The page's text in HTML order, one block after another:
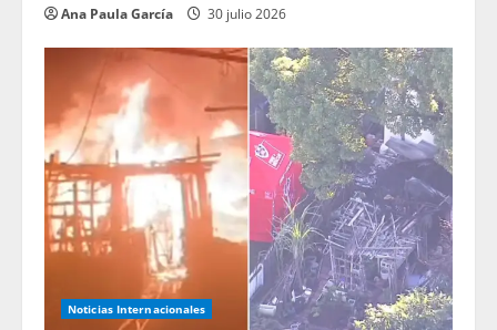
Ana Paula García 30 julio 2026
Noticias Internacionales